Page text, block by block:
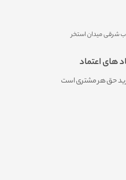
شرقی میدان استخر
های اعتماد
حق هر مشتری است